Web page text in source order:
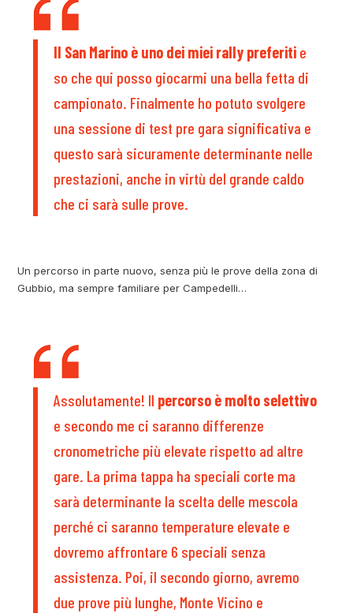
Il San Marino è uno dei miei rally preferiti e
so che qui posso giocarmi una bella fetta di
campionato. Finalmente ho potuto svolgere
una sessione di test pre gara significativa e
questo sarà sicuramente determinante nelle
prestazioni, anche in virtù del grande caldo
che ci sarà sulle prove.
Un percorso in parte nuovo, senza più le prove della zona di
Gubbio, ma sempre familiare per Campedelli…
Assolutamente! Il percorso è molto selettivo
e secondo me ci saranno differenze
cronometriche più elevate rispetto ad altre
gare. La prima tappa ha speciali corte ma
sarà determinante la scelta delle mescola
perché ci saranno temperature elevate e
dovremo affrontare 6 speciali senza
assistenza. Poi, il secondo giorno, avremo
due prove più lunghe, Monte Vicino e